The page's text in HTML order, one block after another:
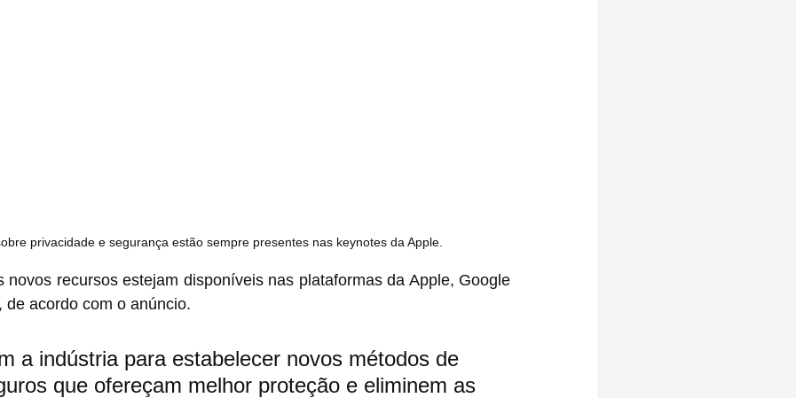
privacidade e segurança estão sempre presentes nas keynotes da Apple.
novos recursos estejam disponíveis nas plataformas da Apple, Google
de acordo com o anúncio.
a indústria para estabelecer novos métodos de
que ofereçam melhor proteção e eliminem as